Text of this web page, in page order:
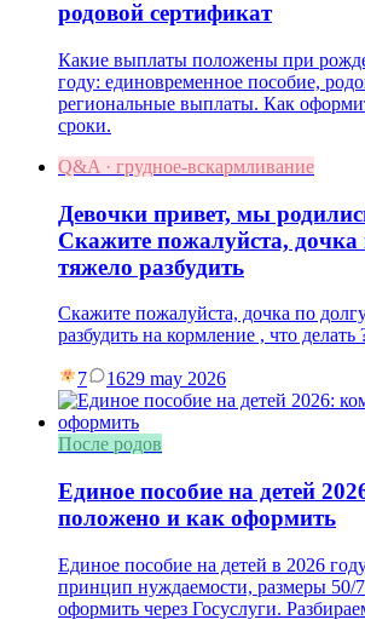
родовой сертификат
Какие выплаты положены при
году: единовременное пособие,
региональные выплаты. Как
сроки.
Q&A · грудное-вскармливание
Девочки привет, мы
Скажите пожалуйста, дочка
тяжело разбудить
Скажите пожалуйста, дочка по
разбудить на кормление , что
7 1629 may 2026
После родов
Единое пособие на детей
положено и как оформить
Единое пособие на детей в 2026
принцип нуждаемости, размеры
оформить через Госуслуги.